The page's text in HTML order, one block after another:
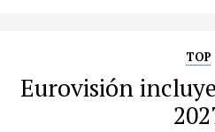
TOP
Eurovisión